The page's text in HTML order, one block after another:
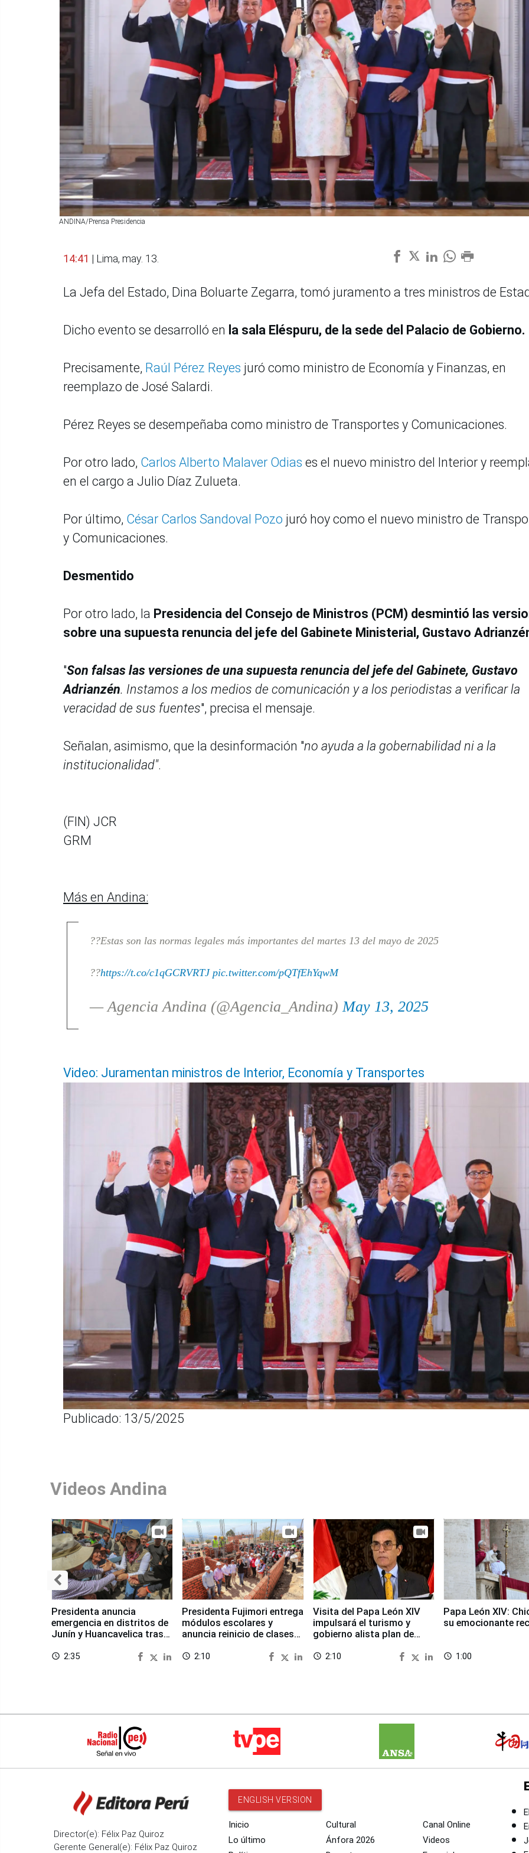
ANDINA/Prensa Presidencia
14:41 | Lima, may. 13.
La Jefa del Estado, Dina Boluarte Zegarra, tomó juramento a tres ministros de
Dicho evento se desarrolló en la sala Eléspuru, de la sede del Palacio de Gobierno.
Precisamente, Raúl Pérez Reyes juró como ministro de Economía y Finanzas, en
reemplazo de José Salardi.
Pérez Reyes se desempeñaba como ministro de Transportes y Comunicaciones.
Por otro lado, Carlos Alberto Malaver Odias es el nuevo ministro del Interior y
en el cargo a Julio Díaz Zulueta.
Por último, César Carlos Sandoval Pozo juró hoy como el nuevo ministro de
y Comunicaciones.
Desmentido
Por otro lado, la Presidencia del Consejo de Ministros (PCM) desmintió las
sobre una supuesta renuncia del jefe del Gabinete Ministerial, Gustavo
"Son falsas las versiones de una supuesta renuncia del jefe del Gabinete, Gustavo
Adrianzén. Instamos a los medios de comunicación y a los periodistas a verificar la
veracidad de sus fuentes", precisa el mensaje.
Señalan, asimismo, que la desinformación "no ayuda a la gobernabilidad ni a la
institucionalidad".
(FIN) JCR
GRM
Más en Andina:
??Estas son las normas legales más importantes del martes 13 del mayo de 2025
??https://t.co/c1qGCRVRTJ pic.twitter.com/pQTfEhYqwM
— Agencia Andina (@Agencia_Andina)May 13, 2025
Video: Juramentan ministros de Interior, Economía y Transportes
Publicado: 13/5/2025
Videos Andina
Presidenta anuncia
emergencia en distritos de
Junín y Huancavelica tras
access_time 2:35
Presidenta Fujimori entrega
módulos escolares y
anuncia reinicio de clases
access_time 2:10
Visita del Papa León XIV
impulsará el turismo y
gobierno alista plan de
access_time 2:10
Papa León XIV:
su emocionante
access_time 1:00
Director(e): Félix Paz Quiroz
Gerente General(e): Félix Paz Quiroz
ENGLISH VERSION
Inicio
Lo último
Cultural
Ánfora 2026
Canal Online
Videos